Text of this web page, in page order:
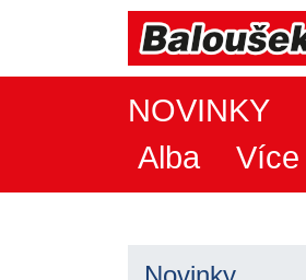
NOVINKY
Alba
Více